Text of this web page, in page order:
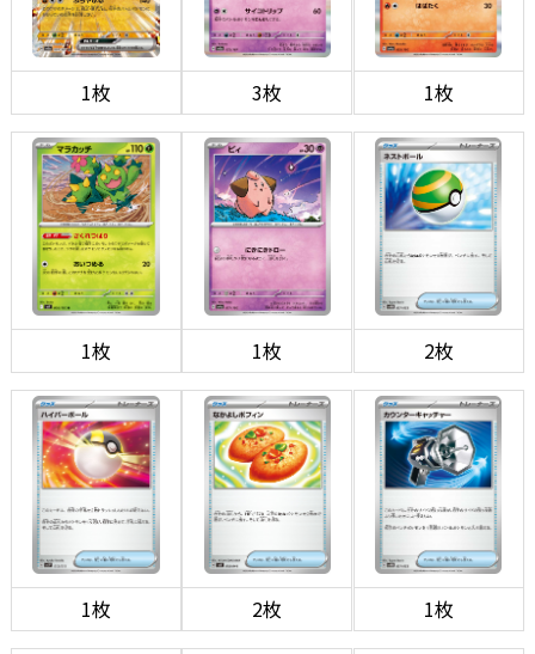
1枚 3枚 1枚
1枚 1枚 2枚
1枚 2枚 1枚